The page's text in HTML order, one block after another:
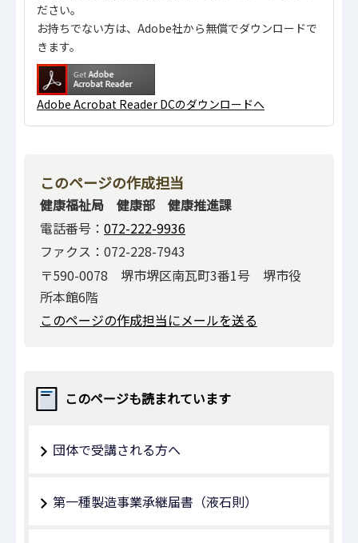
ださい。
お持ちでない方は、Adobe社から無償でダウンロードで
きます。
Adobe Acrobat Reader DCのダウンロードへ
このページの作成担当
健康福祉局 健康部 健康推進課
電話番号： 072-222-9936
ファクス：072-228-7943
〒590-0078 堺市堺区南瓦町3番1号 堺市役
所本館6階
このページの作成担当にメールを送る
このページも読まれています
団体で受講される方へ
第一種製造事業承継届書（液石則）